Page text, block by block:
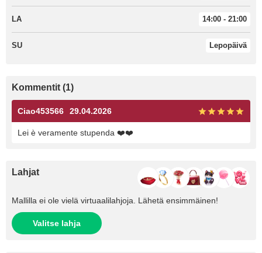
LA 14:00 - 21:00
SU Lepopäivä
Kommentit (1)
Ciao453566 29.04.2026
Lei è veramente stupenda ❤️❤️
Lahjat
Mallilla ei ole vielä virtuaalilahjoja. Lähetä ensimmäinen!
Valitse lahja